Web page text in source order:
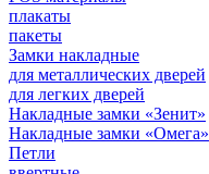
плакаты
пакеты
Замки накладные
для металлических дверей
для легких дверей
Накладные замки «Зенит»
Накладные замки «Омега»
Петли